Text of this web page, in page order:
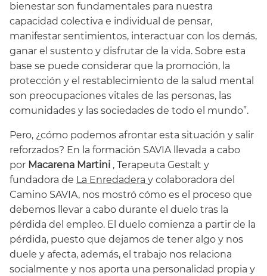
bienestar son fundamentales para nuestra
capacidad colectiva e individual de pensar,
manifestar sentimientos, interactuar con los demás,
ganar el sustento y disfrutar de la vida. Sobre esta
base se puede considerar que la promoción, la
protección y el restablecimiento de la salud mental
son preocupaciones vitales de las personas, las
comunidades y las sociedades de todo el mundo”.
Pero, ¿cómo podemos afrontar esta situación y salir
reforzados? En la formación SAVIA llevada a cabo
por Macarena Martini , Terapeuta Gestalt y
fundadora de La Enredadera y colaboradora del
Camino SAVIA, nos mostró cómo es el proceso que
debemos llevar a cabo durante el duelo tras la
pérdida del empleo. El duelo comienza a partir de la
pérdida, puesto que dejamos de tener algo y nos
duele y afecta, además, el trabajo nos relaciona
socialmente y nos aporta una personalidad propia y